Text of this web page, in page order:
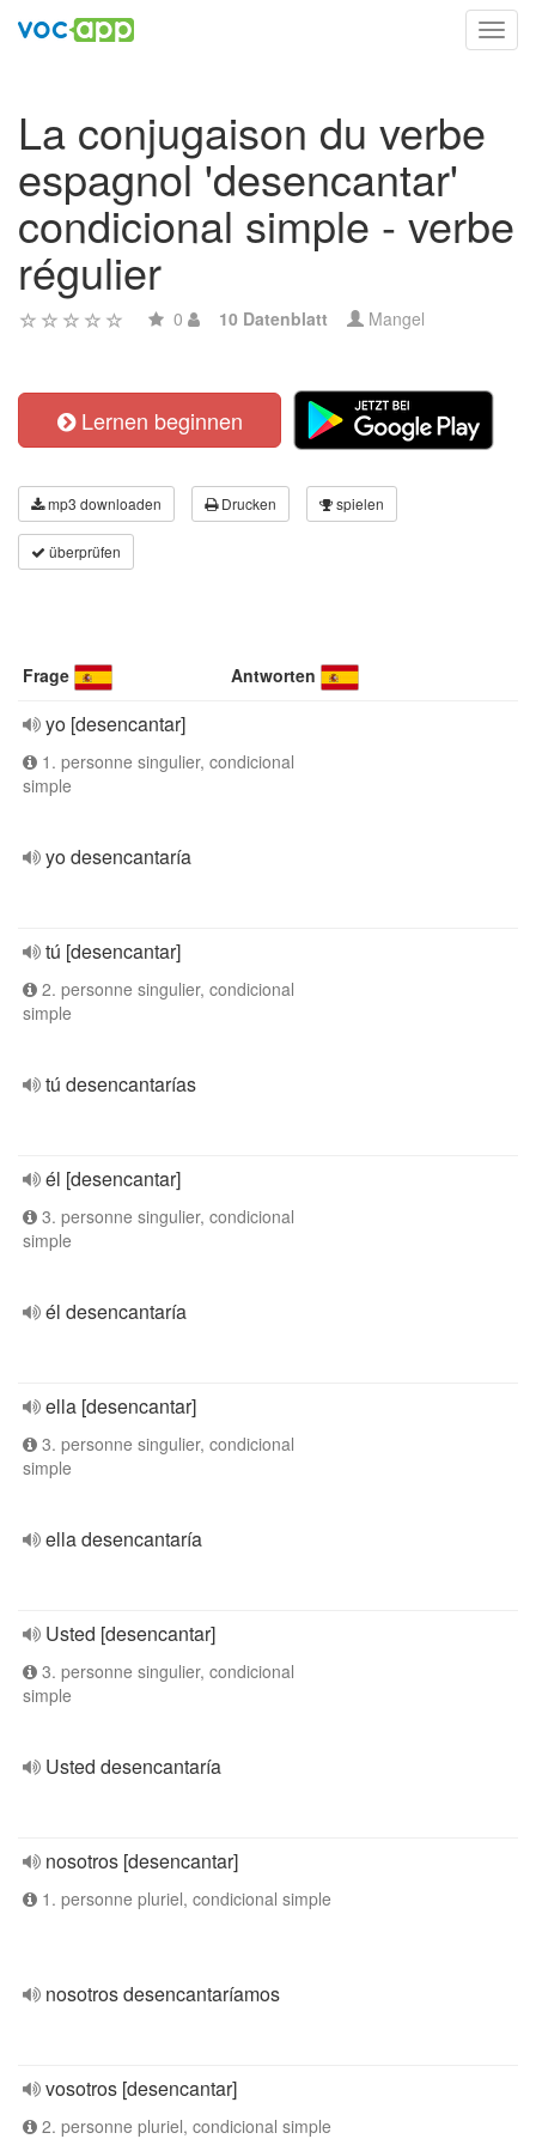
La conjugaison du verbe
espagnol 'desencantar'
condicional simple - verbe
régulier
0 10 Datenblatt Mangel
Lernen beginnen
mp3 downloaden Drucken spielen
überprüfen
Frage Antworten
yo [desencantar]
1. personne singulier, condicional
simple
yo desencantaría
tú [desencantar]
2. personne singulier, condicional
simple
tú desencantarías
él [desencantar]
3. personne singulier, condicional
simple
él desencantaría
ella [desencantar]
3. personne singulier, condicional
simple
ella desencantaría
Usted [desencantar]
3. personne singulier, condicional
simple
Usted desencantaría
nosotros [desencantar]
1. personne pluriel, condicional simple
nosotros desencantaríamos
vosotros [desencantar]
2. personne pluriel, condicional simple